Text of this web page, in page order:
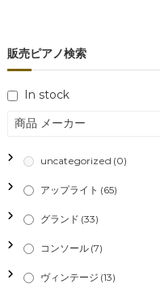
販売ピアノ検索
In stock
商品 メーカー
uncategorized (0)
アップライト (65)
グランド (33)
コンソール (7)
ヴィンテージ (13)